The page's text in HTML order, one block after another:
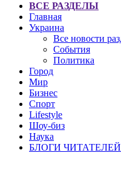
ВСЕ РАЗДЕЛЫ
Главная
Украина
Все новости
События
Политика
Город
Мир
Бизнес
Спорт
Lifestyle
Шоу-биз
Наука
БЛОГИ ЧИТАТЕЛЕЙ